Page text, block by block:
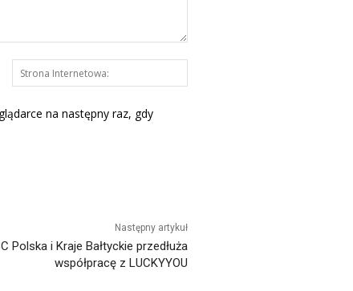
Internetowa:
na następny raz, gdy
Następny artykuł
Polska i Kraje Bałtyckie przedłuża
współpracę z LUCKYYOU